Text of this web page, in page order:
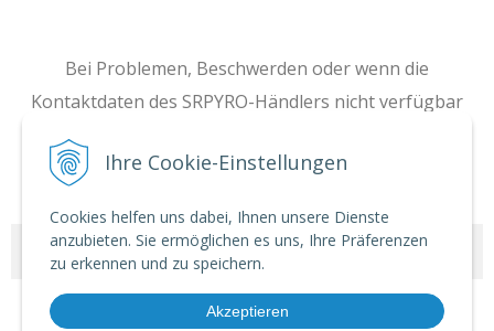
Ihre Cookie-Einstellungen
Cookies helfen uns dabei, Ihnen unsere Dienste
anzubieten. Sie ermöglichen es uns, Ihre Präferenzen
zu erkennen und zu speichern.
Akzeptieren
Bei Problemen, Beschwerden oder wenn die
Kontaktdaten des SRPYRO-Händlers nicht verfügbar
sind, können Sie eine E-Mail an unsere Zentrale
senden: smitala@srpyro.com
© 2026 srpyro-de • NextShop &e-shop Pohoda Connectorby NextCom s.r.o.